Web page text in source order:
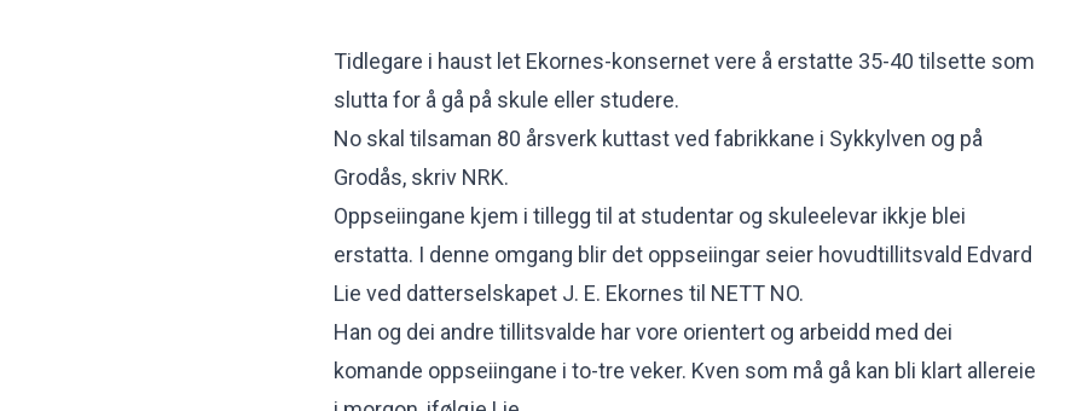
Tidlegare i haust let Ekornes-konsernet vere å erstatte 35-40 tilsette som
slutta for å gå på skule eller studere.
No skal tilsaman 80 årsverk kuttast ved fabrikkane i Sykkylven og på
Grodås, skriv NRK.
Oppseiingane kjem i tillegg til at studentar og skuleelevar ikkje blei
erstatta. I denne omgang blir det oppseiingar seier hovudtillitsvald Edvard
Lie ved datterselskapet J. E. Ekornes til NETT NO.
Han og dei andre tillitsvalde har vore orientert og arbeidd med dei
komande oppseiingane i to-tre veker. Kven som må gå kan bli klart allereie